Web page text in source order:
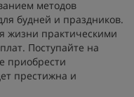
методов
будней и праздников.
жизни практическими
Поступайте на
приобрести
престижна и